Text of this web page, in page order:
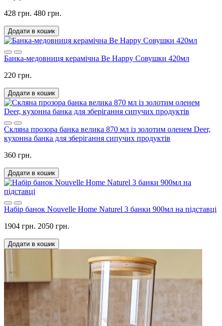
428 грн. 480 грн.
Додати в кошик
Банка-медовниця керамічна Be Happy Совушки 420мл
220 грн.
Додати в кошик
Скляна прозора банка велика 870 мл із золотим оленем Deer,
кухонна банка для зберігання сипучих продуктів
360 грн.
Додати в кошик
Набір банок Nouvelle Home Naturel 3 банки 900мл на підставці
1904 грн. 2050 грн.
Додати в кошик